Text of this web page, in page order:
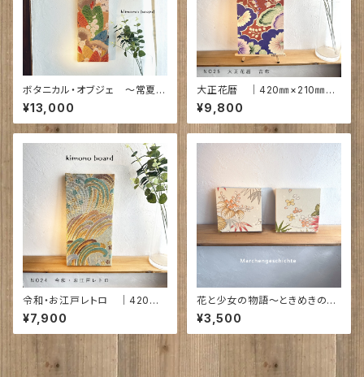
ボタニカル・オブジェ ～常夏の
葉衣｜750㎜×210㎜×19㎜ N
O13
¥13,000
大正花暦 ｜420㎜×210㎜×2
2㎜ 古布
¥9,800
令和・お江戸レトロ ｜420㎜×
210㎜×28㎜ 帯 No24
¥7,900
花と少女の物語～ときめきの小
花束｜150㎜角ア)26㎜ 古布 N
O42 43
¥3,500